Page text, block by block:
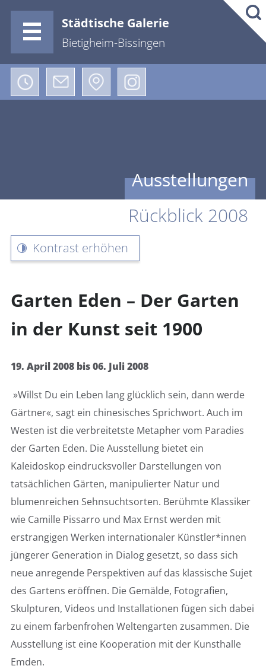
Städtische Galerie
Bietigheim-Bissingen
Ausstellungen
Rückblick 2008
Kontrast erhöhen
Garten Eden – Der Garten
in der Kunst seit 1900
19. April 2008 bis 06. Juli 2008
»Willst Du ein Leben lang glücklich sein, dann werde
Gärtner«, sagt ein chinesisches Sprichwort. Auch im
Westen ist die verbreitetste Metapher vom Paradies
der Garten Eden. Die Ausstellung bietet ein
Kaleidoskop eindrucksvoller Darstellungen von
tatsächlichen Gärten, manipulierter Natur und
blumenreichen Sehnsuchtsorten. Berühmte Klassiker
wie Camille Pissarro und Max Ernst werden mit
erstrangigen Werken internationaler Künstler*innen
jüngerer Generation in Dialog gesetzt, so dass sich
neue anregende Perspektiven auf das klassische Sujet
des Gartens eröffnen. Die Gemälde, Fotografien,
Skulpturen, Videos und Installationen fügen sich dabei
zu einem farbenfrohen Weltengarten zusammen. Die
Ausstellung ist eine Kooperation mit der Kunsthalle
Emden.